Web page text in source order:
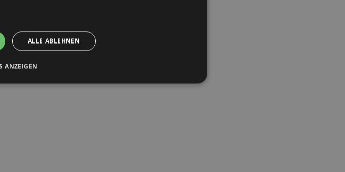
ALLE ABLEHNEN
ANZEIGEN